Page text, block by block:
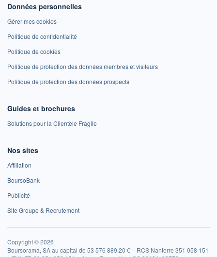
Données personnelles
Gérer mes cookies
Politique de confidentialité
Politique de cookies
Politique de protection des données membres et visiteurs
Politique de protection des données prospects
Guides et brochures
Solutions pour la Clientèle Fragile
Nos sites
Affiliation
BoursoBank
Publicité
Site Groupe & Recrutement
Copyright © 2026
Boursorama, SA au capital de 53 576 889,20 € – RCS Nanterre 351 058 151